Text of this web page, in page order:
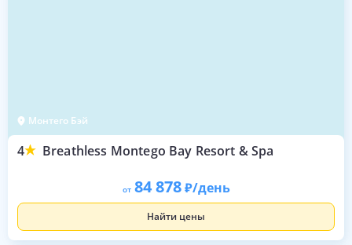
Монтего Бэй
4 Breathless Montego Bay Resort & Spa
от 84 878 /день
Найти цены